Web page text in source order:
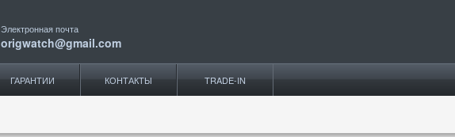
Электронная почта
origwatch@gmail.com
ГАРАНТИИ КОНТАКТЫ TRADE-IN